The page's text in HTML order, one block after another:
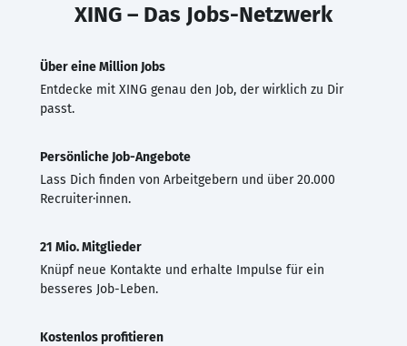
XING – Das Jobs-Netzwerk
Über eine Million Jobs
Entdecke mit XING genau den Job, der wirklich zu Dir
passt.
Persönliche Job-Angebote
Lass Dich finden von Arbeitgebern und über 20.000
Recruiter·innen.
21 Mio. Mitglieder
Knüpf neue Kontakte und erhalte Impulse für ein
besseres Job-Leben.
Kostenlos profitieren